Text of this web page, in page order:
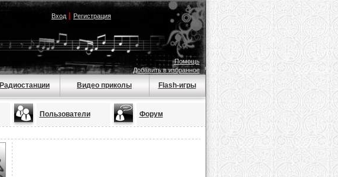
Вход| Регистрация
Помощь
Добавить в избранное
Радиостанции Видео приколы Flash-игры
Пользователи Форум